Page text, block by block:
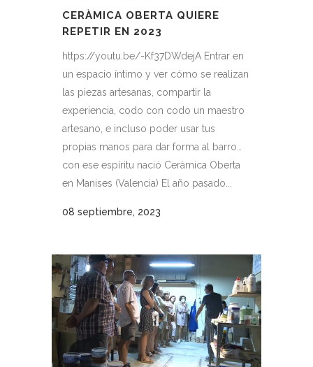
CERÀMICA OBERTA QUIERE
REPETIR EN 2023
https://youtu.be/-Kf37DWdejA Entrar en
un espacio íntimo y ver cómo se realizan
las piezas artesanas, compartir la
experiencia, codo con codo un maestro
artesano, e incluso poder usar tus
propias manos para dar forma al barro…
con ese espíritu nació Ceràmica Oberta
en Manises (Valencia) El año pasado...
08 septiembre, 2023